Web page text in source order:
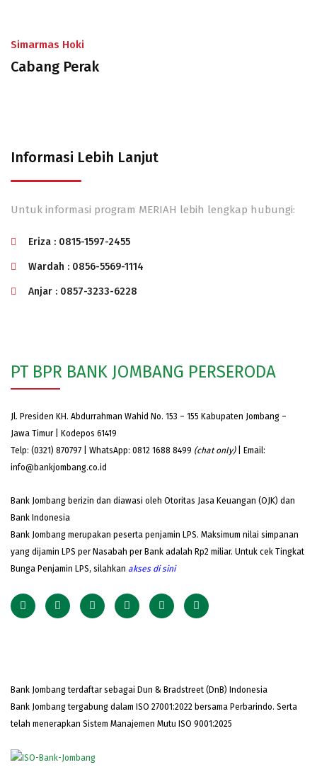
Simarmas Hoki
Cabang Perak
Informasi Lebih Lanjut
Untuk informasi program MERIAH lebih lengkap hubungi:
Eriza : 0815-1597-2455
Wardah : 0856-5569-1114
Anjar : 0857-3233-6228
PT BPR BANK JOMBANG PERSERODA
Jl. Presiden KH. Abdurrahman Wahid No. 153 – 155 Kabupaten Jombang –
Jawa Timur | Kodepos 61419
Telp: (0321) 870797 | WhatsApp: 0812 1688 8499 (chat only)| Email:
info@bankjombang.co.id
Bank Jombang berizin dan diawasi oleh Otoritas Jasa Keuangan (OJK) dan
Bank Indonesia
Bank Jombang merupakan peserta penjamin LPS. Maksimum nilai simpanan
yang dijamin LPS per Nasabah per Bank adalah Rp2 miliar. Untuk cek Tingkat
Bunga Penjamin LPS, silahkan akses di sini
Bank Jombang terdaftar sebagai Dun & Bradstreet (DnB) Indonesia
Bank Jombang tergabung dalam ISO 27001:2022 bersama Perbarindo. Serta
telah menerapkan Sistem Manajemen Mutu ISO 9001:2025